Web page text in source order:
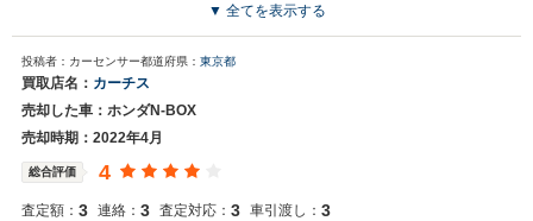
買取店からの返信
お世話になっております。 株式会社ネクステージでございます。 この
度はネクステージをご利用いただきまして誠にありがとうございまし
た。 弊社ではN-BOXのような軽自動車の専門店を展開している関係も
あり、大変得意な車種となっております。軽自動車の他にもミニバン
ざいましたら是非お力添えできれば幸いでございます。 今後とも宜し
くお願い申し上げます。
▼ 全てを表示する
投稿者：カーセンサー都道府県： 東京都
買取店名： カーチス
売却した車：ホンダN-BOX
売却時期：2022年4月
総合評価 4
査定額： 3 連絡： 3 査定対応： 3 車引渡し： 3